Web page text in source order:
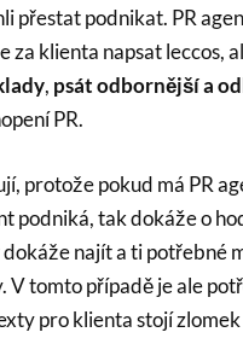
přestat podnikat. PR
za klienta napsat leccos,
, psát odbornější a
PR.
protože pokud má PR
podniká, tak dokáže o
najít a ti potřebné
tomto případě je ale
pro klienta stojí